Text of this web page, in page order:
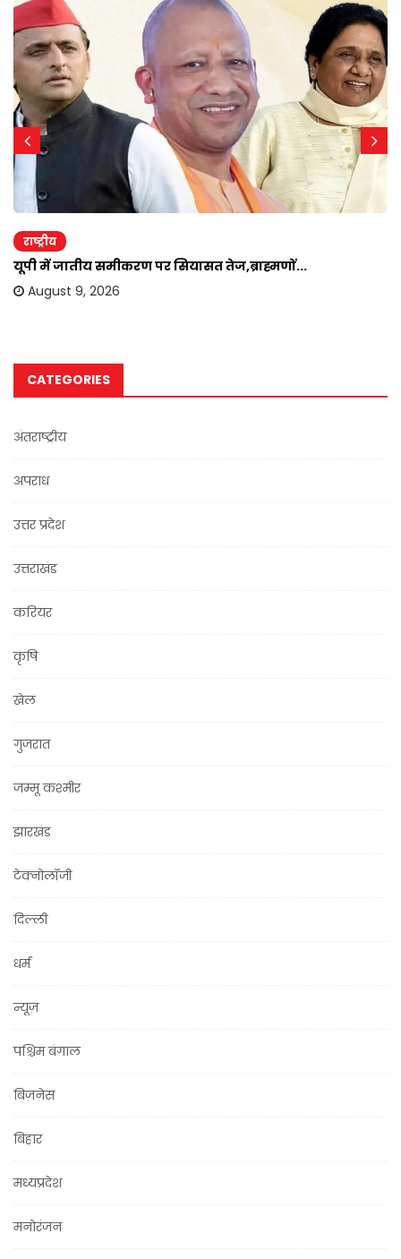
राष्ट्रीय
यूपी में जातीय समीकरण पर सियासत तेज,ब्राह्मणों...
August 9, 2026
CATEGORIES
अंतराष्ट्रीय
अपराध
उत्तर प्रदेश
उत्तराखंड
करियर
कृषि
खेल
गुजरात
जम्मू कश्मीर
झारखंड
टेक्नोलॉजी
दिल्ली
धर्म
न्यूज़
पश्चिम बंगाल
बिज़नेस
बिहार
मध्यप्रदेश
मनोरंजन